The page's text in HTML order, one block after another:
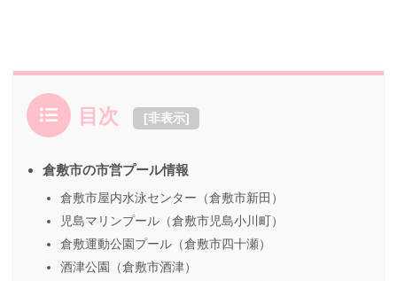
目次 [非表示]
倉敷市の市営プール情報
倉敷市屋内水泳センター（倉敷市新田）
児島マリンプール（倉敷市児島小川町）
倉敷運動公園プール（倉敷市四十瀬）
酒津公園（倉敷市酒津）